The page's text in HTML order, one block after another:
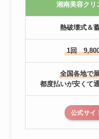
湘南美容クリ
熱破壊式＆
1回
全国各地で
都度払いが安くて
公式サイ